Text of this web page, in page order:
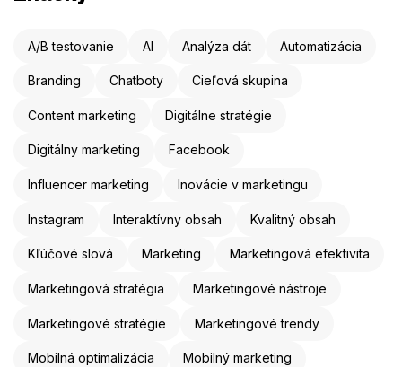
A/B testovanie AI Analýza dát Automatizácia
Branding Chatboty Cieľová skupina
Content marketing Digitálne stratégie
Digitálny marketing Facebook
Influencer marketing Inovácie v marketingu
Instagram Interaktívny obsah Kvalitný obsah
Kľúčové slová Marketing Marketingová efektivita
Marketingová stratégia Marketingové nástroje
Marketingové stratégie Marketingové trendy
Mobilná optimalizácia Mobilný marketing